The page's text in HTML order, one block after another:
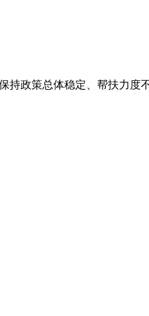
政策总体稳定、帮扶力